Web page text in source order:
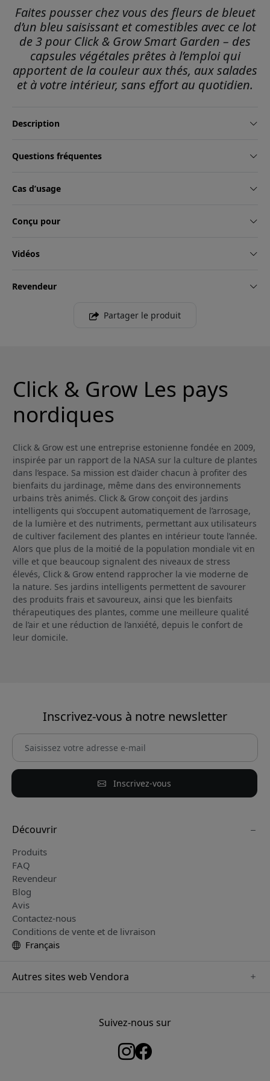
Faites pousser chez vous des fleurs de bleuet
d’un bleu saisissant et comestibles avec ce lot
de 3 pour Click & Grow Smart Garden – des
capsules végétales prêtes à l’emploi qui
apportent de la couleur aux thés, aux salades
et à votre intérieur, sans effort au quotidien.
Description
Questions fréquentes
Cas d’usage
Conçu pour
Vidéos
Revendeur
Partager le produit
Click & Grow Les pays
nordiques
Click & Grow est une entreprise estonienne fondée en 2009,
inspirée par un rapport de la NASA sur la culture de plantes
dans l’espace. Sa mission est d’aider chacun à profiter des
bienfaits du jardinage, même dans des environnements
urbains très animés. Click & Grow conçoit des jardins
intelligents qui s’occupent automatiquement de l’arrosage,
de la lumière et des nutriments, permettant aux utilisateurs
de cultiver facilement des plantes en intérieur toute l’année.
Alors que plus de la moitié de la population mondiale vit en
ville et que beaucoup signalent des niveaux de stress
élevés, Click & Grow entend rapprocher la vie moderne de
la nature. Ses jardins intelligents permettent de savourer
des produits frais et savoureux, ainsi que les bienfaits
thérapeutiques des plantes, comme une meilleure qualité
de l’air et une réduction de l’anxiété, depuis le confort de
leur domicile.
Inscrivez-vous à notre newsletter
Inscrivez-vous
Découvrir
Produits
FAQ
Revendeur
Blog
Avis
Contactez-nous
Conditions de vente et de livraison
Français
Autres sites web Vendora
Suivez-nous sur